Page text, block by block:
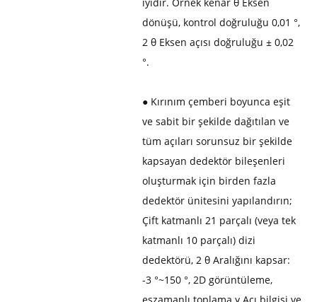
dönüşü, kontrol doğruluğu 0,01 °,
2 θ Eksen açısı doğruluğu ± 0,02
°.
● Kırınım çemberi boyunca eşit
ve sabit bir şekilde dağıtılan ve
tüm açıları sorunsuz bir şekilde
kapsayan dedektör bileşenleri
oluşturmak için birden fazla
dedektör ünitesini yapılandırın;
Çift katmanlı 21 parçalı (veya tek
katmanlı 10 parçalı) dizi
dedektörü, 2 θ Aralığını kapsar:
-3 °~150 °, 2D görüntüleme,